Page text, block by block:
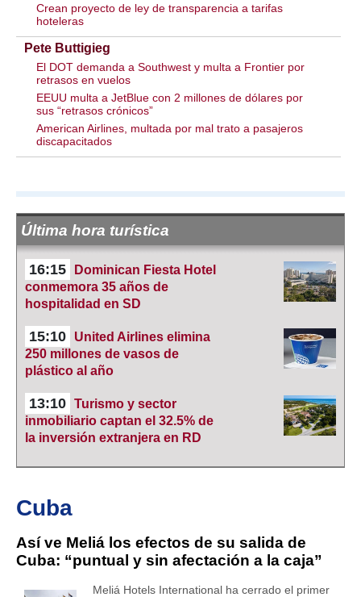
Crean proyecto de ley de transparencia a tarifas
hoteleras
Pete Buttigieg
El DOT demanda a Southwest y multa a Frontier por
retrasos en vuelos
EEUU multa a JetBlue con 2 millones de dólares por
sus “retrasos crónicos”
American Airlines, multada por mal trato a pasajeros
discapacitados
Última hora turística
16:15
Dominican Fiesta Hotel
conmemora 35 años de
hospitalidad en SD
15:10
United Airlines elimina
250 millones de vasos de
plástico al año
13:10 Turismo y sector
inmobiliario captan el 32.5% de
la inversión extranjera en RD
Cuba
Así ve Meliá los efectos de su salida de
Cuba: “puntual y sin afectación a la caja”
Meliá Hotels International ha cerrado el primer